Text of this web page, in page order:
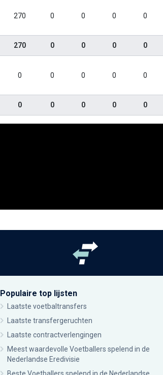
270 0 0 0 0
270 0 0 0 0
0 0 0 0 0
0 0 0 0 0
Populaire top lijsten
Laatste voetbaltransfers
Laatste transfergeruchten
Laatste contractverlengingen
Meest waardevolle Voetballers spelend in de
Nederlandse Eredivisie
Beste Voetballers spelend in de Nederlandse